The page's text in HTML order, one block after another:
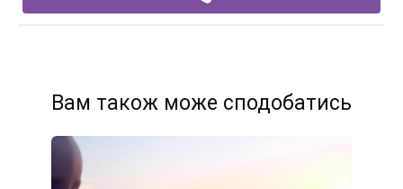
Вам також може сподобатись